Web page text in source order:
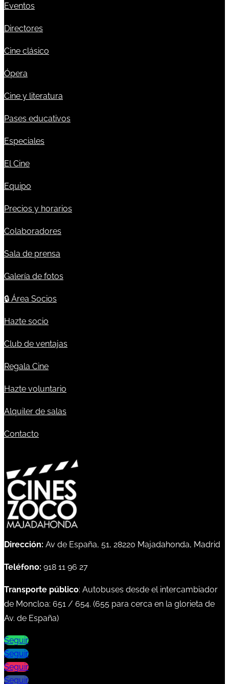
Eventos
Directores
Cine clásico
Ópera
Cine y literatura
Pases educativos
Especiales
El Cine
Equipo
Precios y horarios
Colaboradores
Sala de prensa
Galería de fotos
🔒 Área Socios
Hazte socio
Club de ventajas
Regala Cine
Hazte voluntario
Alquiler de salas
Contacto
Dirección: Av de España, 51, 28220 Majadahonda, Madrid
Teléfono: 918 11 96 27
Transporte público: Autobuses desde el intercambiador
de Moncloa: 651 / 654. (655 para cerca en la glorieta de
Av. de España)
Seguir
Seguir
Seguir
Seguir